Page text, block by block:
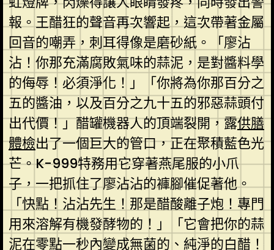
報。王醋狂的聲音再次響起，這次帶著金屬
回音的嘲弄，刺耳得像是磨砂紙。「廖沾
沾！你那充滿腐敗氣味的蒜泥，是對醬料學
的侮辱！必須淨化！」「你將為你那百分之
五的醬油，以及百分之九十五的邪惡蒜頭付
出代價！」醋罐機器人的頂端裂開，露供膳
體檢出了一個巨大的管口，正在聚積藍色光
芒。K-999特務用它穿著燕尾服的小爪
子，一把抓住了廖沾沾的褲腳催促著他。
「快點！沾沾先生！那是醋酸離子炮！專門
用來溶解有機發酵物的！」「它會把你的蒜
泥在零點一秒內變成無菌的、純淨的白醋！